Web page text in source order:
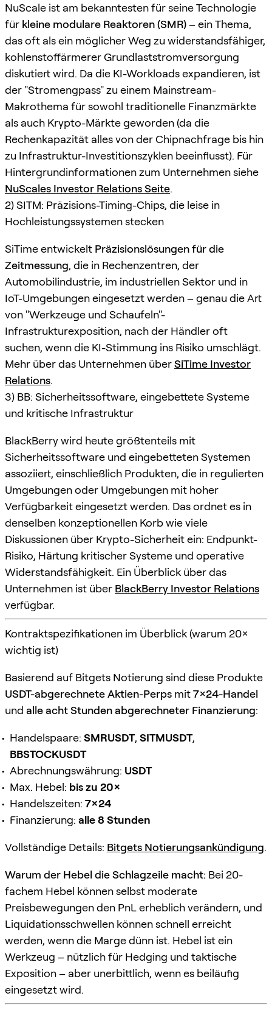
NuScale ist am bekanntesten für seine Technologie
für kleine modulare Reaktoren (SMR)– ein Thema,
das oft als ein möglicher Weg zu widerstandsfähiger,
kohlenstoffärmerer Grundlaststromversorgung
diskutiert wird. Da die KI-Workloads expandieren, ist
der "Stromengpass" zu einem Mainstream-
Makrothema für sowohl traditionelle Finanzmärkte
als auch Krypto-Märkte geworden (da die
Rechenkapazität alles von der Chipnachfrage bis hin
zu Infrastruktur-Investitionszyklen beeinflusst). Für
Hintergrundinformationen zum Unternehmen siehe
NuScales Investor Relations Seite.
2) SITM: Präzisions-Timing-Chips, die leise in
Hochleistungssystemen stecken
SiTime entwickelt Präzisionslösungen für die
Zeitmessung, die in Rechenzentren, der
Automobilindustrie, im industriellen Sektor und in
IoT-Umgebungen eingesetzt werden – genau die Art
von "Werkzeuge und Schaufeln"-
Infrastrukturexposition, nach der Händler oft
suchen, wenn die KI-Stimmung ins Risiko umschlägt.
Mehr über das Unternehmen überSiTime Investor
Relations.
3) BB: Sicherheitssoftware, eingebettete Systeme
und kritische Infrastruktur
BlackBerry wird heute größtenteils mit
Sicherheitssoftware und eingebetteten Systemen
assoziiert, einschließlich Produkten, die in regulierten
Umgebungen oder Umgebungen mit hoher
Verfügbarkeit eingesetzt werden. Das ordnet es in
denselben konzeptionellen Korb wie viele
Diskussionen über Krypto-Sicherheit ein: Endpunkt-
Risiko, Härtung kritischer Systeme und operative
Widerstandsfähigkeit. Ein Überblick über das
Unternehmen ist über BlackBerry Investor Relations
verfügbar.
Kontraktspezifikationen im Überblick (warum 20×
wichtig ist)
Basierend auf Bitgets Notierung sind diese Produkte
USDT-abgerechnete Aktien-Perps mit7x24-Handel
und alle acht Stunden abgerechneter Finanzierung:
Handelspaare: SMRUSDT, SITMUSDT,
BBSTOCKUSDT
Abrechnungswährung: USDT
Max. Hebel: bis zu 20×
Handelszeiten: 7×24
Finanzierung: alle 8 Stunden
Vollständige Details: Bitgets Notierungsankündigung.
Warum der Hebel die Schlagzeile macht: Bei 20-
fachem Hebel können selbst moderate
Preisbewegungen den PnL erheblich verändern, und
Liquidationsschwellen können schnell erreicht
werden, wenn die Marge dünn ist. Hebel ist ein
Werkzeug – nützlich für Hedging und taktische
Exposition – aber unerbittlich, wenn es beiläufig
eingesetzt wird.